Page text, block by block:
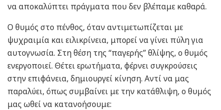
να αποκαλύπτει πράγματα που δεν βλέπαμε καθαρά.
Ο θυμός στο πένθος, όταν αντιμετωπίζεται με
ψυχραιμία και ειλικρίνεια, μπορεί να γίνει πύλη για
αυτογνωσία. Στη θέση της “παγερής” θλίψης, ο θυμός
ενεργοποιεί. Θέτει ερωτήματα, φέρνει συγκρούσεις
στην επιφάνεια, δημιουργεί κίνηση. Αντί να μας
παραλύει, όπως συμβαίνει με την κατάθλιψη, ο θυμός
μας ωθεί να κατανοήσουμε: